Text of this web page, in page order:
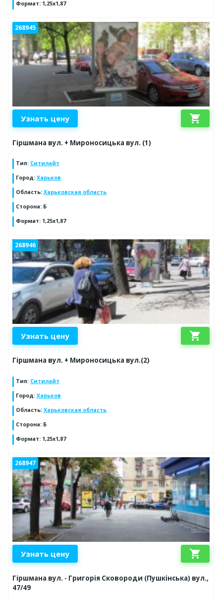
Формат: 1,25х1,87
268945
Узнать цену shopping_cart
Гіршмана вул. + Мироносицька вул. (1)
Тип: Ситилайт
Город: Харьков
Область: Харьковская область
Сторона: Б
Формат: 1,25х1,87
268946
Узнать цену shopping_cart
Гіршмана вул. + Мироносицька вул.(2)
Тип: Ситилайт
Город: Харьков
Область: Харьковская область
Сторона: Б
Формат: 1,25х1,87
268947
Узнать цену shopping_cart
Гіршмана вул. - Григорія Сковороди (Пушкінська) вул.,
47/49